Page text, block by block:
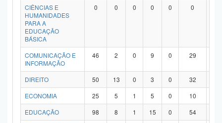
CIÊNCIAS E
HUMANIDADES
PARA A
EDUCAÇÃO
BÁSICA
0 0 0 0 0 0
COMUNICAÇÃO E
INFORMAÇÃO
46 2 0 9 0 29
DIREITO 50 13 0 3 0 32
ECONOMIA
25 5 1 5 0 10
EDUCAÇÃO
98 8 1 15 0 54